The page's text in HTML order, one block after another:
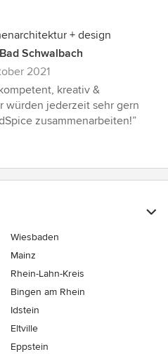
+ design
Schwalbach
2021
kreativ &
würden jederzeit sehr gern
zusammenarbeiten!”
Wiesbaden
Mainz
Rhein-Lahn-Kreis
Bingen am Rhein
Idstein
Eltville
Eppstein